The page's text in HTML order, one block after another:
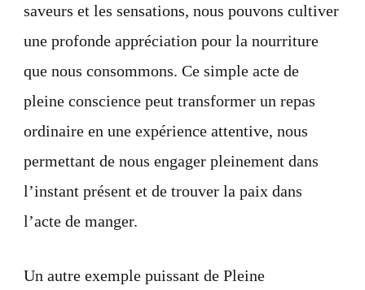
saveurs et les sensations, nous pouvons cultiver
une profonde appréciation pour la nourriture
que nous consommons. Ce simple acte de
pleine conscience peut transformer un repas
ordinaire en une expérience attentive, nous
permettant de nous engager pleinement dans
l’instant présent et de trouver la paix dans
l’acte de manger.
Un autre exemple puissant de Pleine